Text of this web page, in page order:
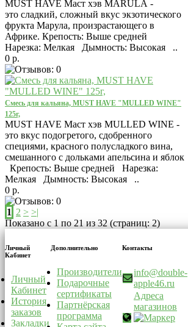
MUST HAVE Маст хэв MARULA -
это сладкий, сложный вкус экзотического
фрукта Марула, произрастающего в
Африке. Крепость: Выше средней
Нарезка: Мелкая Дымность: Высокая ..
0 р.
Смесь для кальяна, MUST HAVE "MULLED WINE"
125г,
MUST HAVE Маст хэв MULLED WINE -
это вкус подогретого, сдобренного
специями, красного полусладкого вина,
смешанного с дольками апельсина и яблок
Крепость: Выше средней Нарезка:
Мелкая Дымность: Высокая ..
0 р.
1 2 > >|
Показано с 1 по 21 из 32 (страниц: 2)
Личный
Кабинет
Личный
Кабинет
История
заказов
Закладки
Дополнительно
Производители
Подарочные
сертификаты
Партнёрская
программа
Контакты
info@double-
apple46.ru
Адреса
магазинов